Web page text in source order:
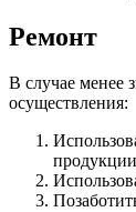
Ремонт
В случае менее
осуществления: